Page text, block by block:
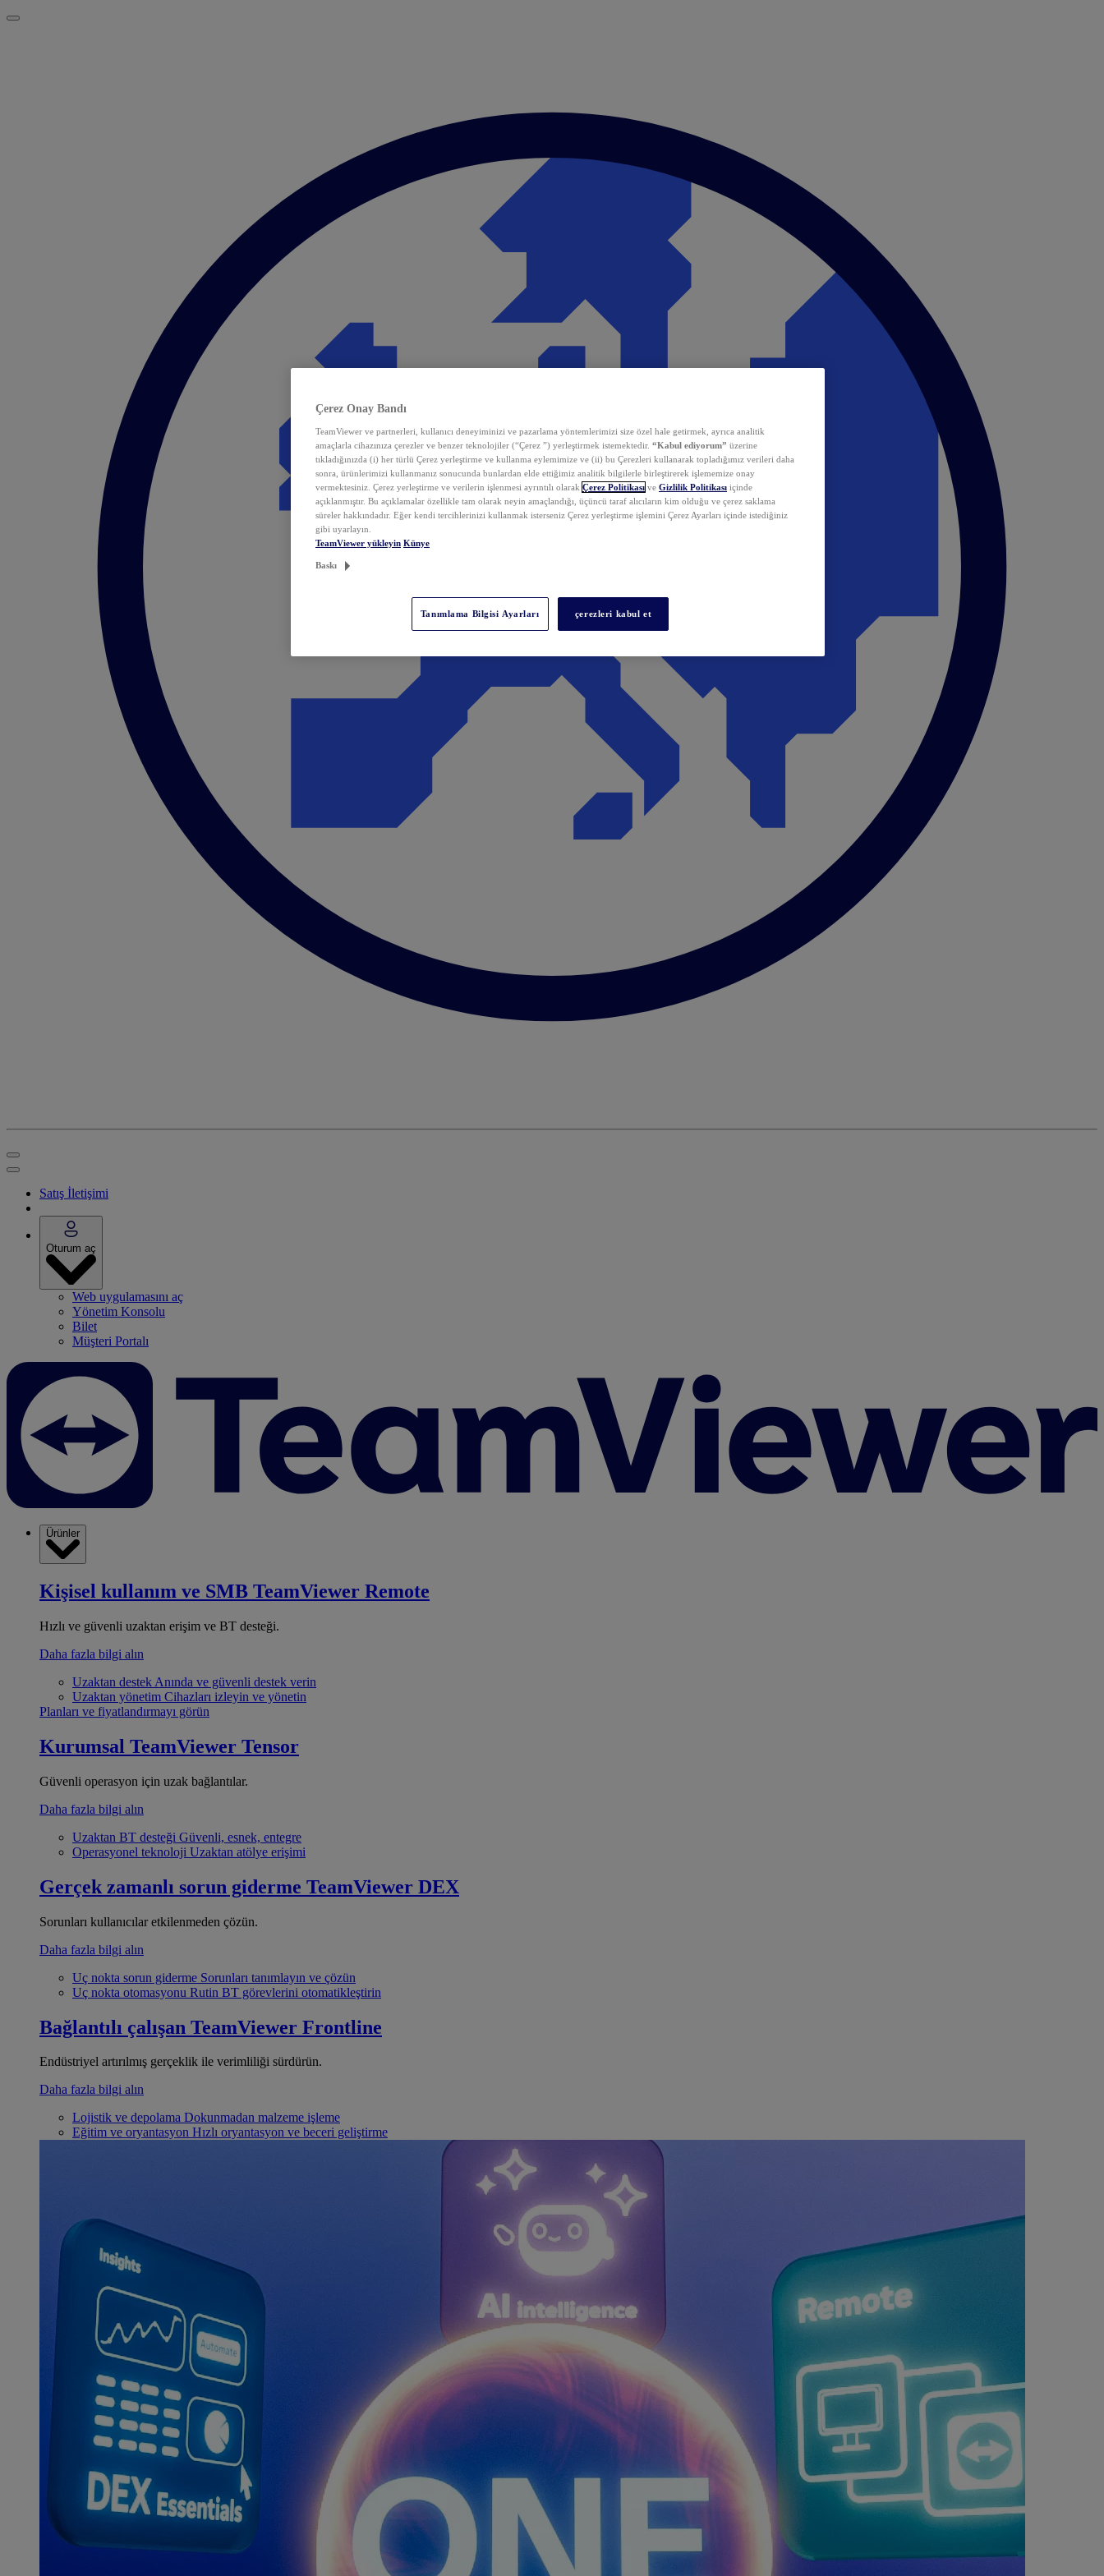
Satış İletişimi
Oturum aç
Web uygulamasını aç
Yönetim Konsolu
Bilet
Müşteri Portalı
Ürünler
Kişisel kullanım ve SMB TeamViewer Remote
Hızlı ve güvenli uzaktan erişim ve BT desteği.
Daha fazla bilgi alın
Uzaktan destek Anında ve güvenli destek verin
Uzaktan yönetim Cihazları izleyin ve yönetin
Planları ve fiyatlandırmayı görün
Kurumsal TeamViewer Tensor
Güvenli operasyon için uzak bağlantılar.
Daha fazla bilgi alın
Uzaktan BT desteği Güvenli, esnek, entegre
Operasyonel teknoloji Uzaktan atölye erişimi
Gerçek zamanlı sorun giderme TeamViewer DEX
Sorunları kullanıcılar etkilenmeden çözün.
Daha fazla bilgi alın
Uç nokta sorun giderme Sorunları tanımlayın ve çözün
Uç nokta otomasyonu Rutin BT görevlerini otomatikleştirin
Bağlantılı çalışan TeamViewer Frontline
Endüstriyel artırılmış gerçeklik ile verimliliği sürdürün.
Daha fazla bilgi alın
Lojistik ve depolama Dokunmadan malzeme işleme
Eğitim ve oryantasyon Hızlı oryantasyon ve beceri geliştirme
Çerez Onay Bandı
TeamViewer ve partnerleri, kullanıcı deneyiminizi ve pazarlama yöntemlerimizi size özel hale getirmek, ayrıca analitik
amaçlarla cihazınıza çerezler ve benzer teknolojiler (“Çerez ”) yerleştirmek istemektedir. “Kabul ediyorum” üzerine
tıkladığınızda (i) her türlü Çerez yerleştirme ve kullanma eylemimize ve (ii) bu Çerezleri kullanarak topladığımız verileri daha
sonra, ürünlerimizi kullanmanız sonucunda bunlardan elde ettiğimiz analitik bilgilerle birleştirerek işlememize onay
vermektesiniz. Çerez yerleştirme ve verilerin işlenmesi ayrıntılı olarak Çerez Politikası ve Gizlilik Politikası içinde
açıklanmıştır. Bu açıklamalar özellikle tam olarak neyin amaçlandığı, üçüncü taraf alıcıların kim olduğu ve çerez saklama
süreler hakkındadır. Eğer kendi tercihlerinizi kullanmak isterseniz Çerez yerleştirme işlemini Çerez Ayarları içinde istediğiniz
gibi uyarlayın.
TeamViewer yükleyin Künye
Baskı
Tanımlama Bilgisi Ayarları çerezleri kabul et